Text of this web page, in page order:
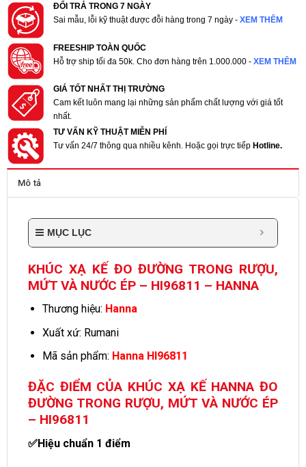
ĐỔI TRẢ TRONG 7 NGÀY
Sai mẫu, lỗi kỹ thuật được đỗi hàng trong 7 ngày - XEM THÊM
FREESHIP TOÀN QUỐC
Hỗ trợ ship tối đa 50k. Cho đơn hàng trên 1.000.000 - XEM THÊM
GIÁ TỐT NHẤT THỊ TRƯỜNG
Cam kết luôn mang lại những sản phẩm chất lượng với giá tốt
nhất.
TƯ VẤN KỸ THUẬT MIỄN PHÍ
Tư vấn 24/7 thông qua nhiều kênh. Hoặc gọi trực tiếp Hotline.
Mô tả
MỤC LỤC
KHÚC XẠ KẾ ĐO ĐƯỜNG TRONG RƯỢU,
MỨT VÀ NƯỚC ÉP – HI96811 – HANNA
Thương hiệu: Hanna
Xuất xứ: Rumani
Mã sản phẩm: Hanna HI96811
ĐẶC ĐIỂM CỦA KHÚC XẠ KẾ HANNA ĐO
ĐƯỜNG TRONG RƯỢU, MỨT VÀ NƯỚC ÉP
– HI96811
✅Hiệu chuẩn 1 điểm